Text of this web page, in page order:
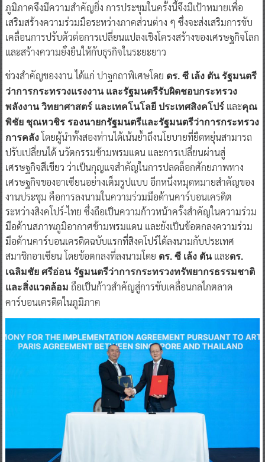
ภูมิภาคจึงมีความสำคัญยิ่ง การประชุมในครั้งนี้จึงมีเป้าหมายเพื่อ
เสริมสร้างความร่วมมือระหว่างภาคส่วนต่าง ๆ ซึ่งจะส่งเสริมการขับ
เคลื่อนการปรับตัวต่อการเปลี่ยนแปลงเชิงโครงสร้างของเศรษฐกิจโลก
และสร้างความยั่งยืนให้กับธุรกิจในระยะยาว
ช่วงสำคัญของงาน ได้แก่ ปาฐกถาพิเศษโดย ดร. ซี เล้ง ตัน รัฐมนตรี
ว่าการกระทรวงแรงงาน และรัฐมนตรีรับผิดชอบกระทรวง
พลังงาน วิทยาศาสตร์ และเทคโนโลยี ประเทศสิงคโปร์ และคุณ
พิชัย ชุณหวชิร รองนายกรัฐมนตรีและรัฐมนตรีว่าการกระทรวง
การคลังโดยผู้นำทั้งสองท่านได้เน้นย้ำถึงนโยบายที่ยืดหยุ่นสามารถ
ปรับเปลี่ยนได้ นวัตกรรมข้ามพรมแดน และการเปลี่ยนผ่านสู่
เศรษฐกิจสีเขียว ว่าเป็นกุญแจสำคัญในการปลดล็อกศักยภาพทาง
เศรษฐกิจของอาเซียนอย่างเต็มรูปแบบ อีกหนึ่งหมุดหมายสำคัญของ
งานประชุม คือการลงนามในความร่วมมือด้านคาร์บอนเครดิต
ระหว่างสิงคโปร์-ไทย ซึ่งถือเป็นความก้าวหน้าครั้งสำคัญในความร่วม
มือด้านสภาพภูมิอากาศข้ามพรมแดน และยังเป็นข้อตกลงความร่วม
มือด้านคาร์บอนเครดิตฉบับแรกที่สิงคโปร์ได้ลงนามกับประเทศ
สมาชิกอาเซียน โดยข้อตกลงที่ลงนามโดย ดร. ซี เล้ง ตัน และดร.
เฉลิมชัย ศรีอ่อน รัฐมนตรีว่าการกระทรวงทรัพยากรธรรมชาติ
และสิ่งแวดล้อม ถือเป็นก้าวสำคัญสู่การขับเคลื่อนกลไกตลาด
คาร์บอนเครดิตในภูมิภาค